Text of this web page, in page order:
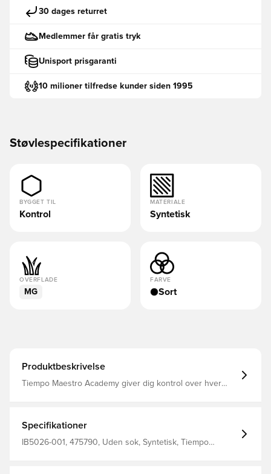
30 dages returret
Medlemmer får gratis tryk
Unisport prisgaranti
10 milioner tilfredse kunder siden 1995
Støvlespecifikationer
BYGGET TIL
Kontrol
MATERIALE
Syntetisk
OVERFLADE
MG
FARVE
Sort
Produktbeskrivelse
Tiempo Maestro Academy giver dig kontrol over hver
Specifikationer
IB5026-001, 475790, Uden sok, Syntetisk, Tiempo